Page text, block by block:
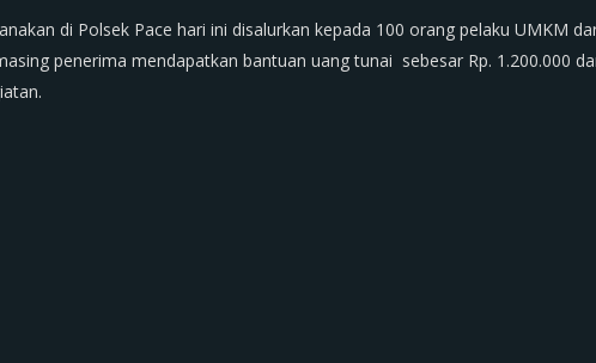
di Polsek Pace hari ini disalurkan kepada 100 orang pelaku UMKM
penerima mendapatkan bantuan uang tunai sebesar Rp. 1.200.000